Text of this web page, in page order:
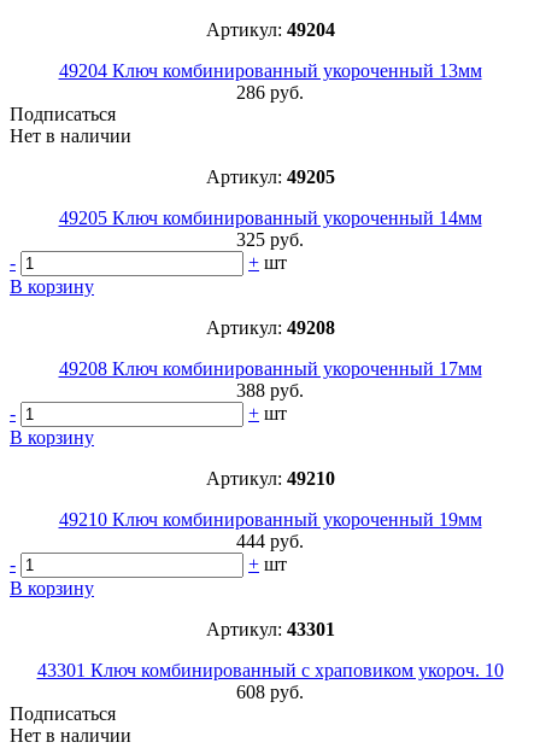
Артикул: 49204
49204 Ключ комбинированный укороченный 13мм
286 руб.
Подписаться
Нет в наличии
Артикул: 49205
49205 Ключ комбинированный укороченный 14мм
325 руб.
-
+ шт
В корзину
Артикул: 49208
49208 Ключ комбинированный укороченный 17мм
388 руб.
-
+ шт
В корзину
Артикул: 49210
49210 Ключ комбинированный укороченный 19мм
444 руб.
-
+ шт
В корзину
Артикул: 43301
43301 Ключ комбинированный с храповиком укороч. 10
608 руб.
Подписаться
Нет в наличии